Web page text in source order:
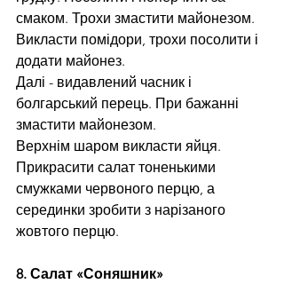
смаком. Трохи змастити майонезом.
Викласти помідори, трохи посолити і
додати майонез.
Далі - видавлений часник і
болгарський перець. При бажанні
змастити майонезом.
Верхнім шаром викласти яйця.
Прикрасити салат тоненькими
смужками червоного перцю, а
серединки зробити з нарізаного
жовтого перцю.
8. Салат «Соняшник»